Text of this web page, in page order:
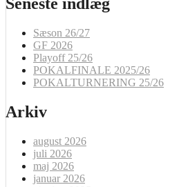
Sæson 26/27
GF 2026
Playoff 25/26
POKALFINALE 2025/26
POKALTURNERING 25/26
Arkiv
august 2026
juli 2026
maj 2026
januar 2026